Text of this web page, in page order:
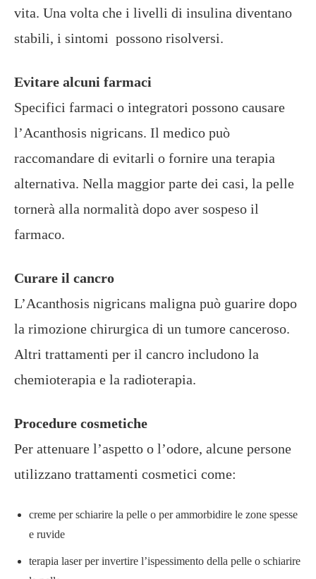
vita. Una volta che i livelli di insulina diventano
stabili, i sintomi possono risolversi.
Evitare alcuni farmaci
Specifici farmaci o integratori possono causare
l’Acanthosis nigricans. Il medico può
raccomandare di evitarli o fornire una terapia
alternativa. Nella maggior parte dei casi, la pelle
tornerà alla normalità dopo aver sospeso il
farmaco.
Curare il cancro
L’Acanthosis nigricans maligna può guarire dopo
la rimozione chirurgica di un tumore canceroso.
Altri trattamenti per il cancro includono la
chemioterapia e la radioterapia.
Procedure cosmetiche
Per attenuare l’aspetto o l’odore, alcune persone
utilizzano trattamenti cosmetici come:
creme per schiarire la pelle o per ammorbidire le zone spesse
e ruvide
terapia laser per invertire l’ispessimento della pelle o schiarire